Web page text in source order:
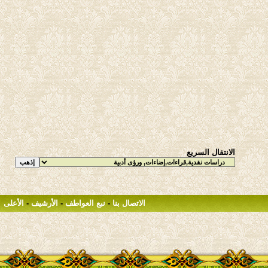
الانتقال السريع
الاتصال بنا - نبع العواطف - الأرشيف - الأعلى